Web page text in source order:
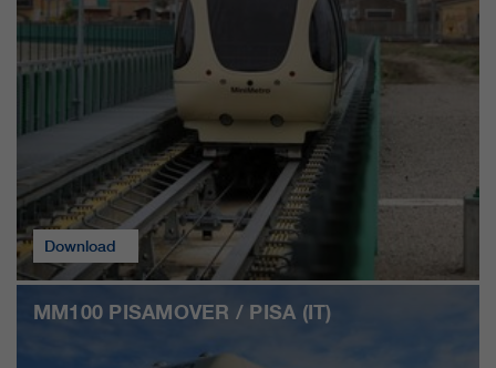
Download
MM100 PISAMOVER / PISA (IT)